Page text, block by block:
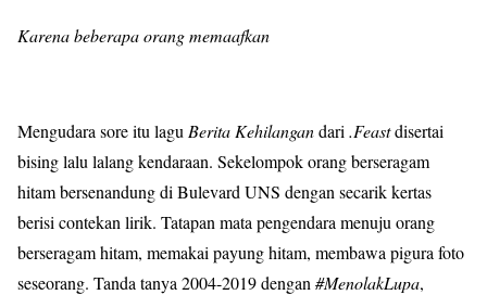
Karena beberapa orang memaafkan
Mengudara sore itu lagu Berita Kehilangandari .Feastdisertai
bising lalu lalang kendaraan. Sekelompok orang berseragam
hitam bersenandung di Bulevard UNS dengan secarik kertas
berisi contekan lirik. Tatapan mata pengendara menuju orang
berseragam hitam, memakai payung hitam, membawa pigura foto
seseorang. Tanda tanya 2004-2019 dengan #MenolakLupa,